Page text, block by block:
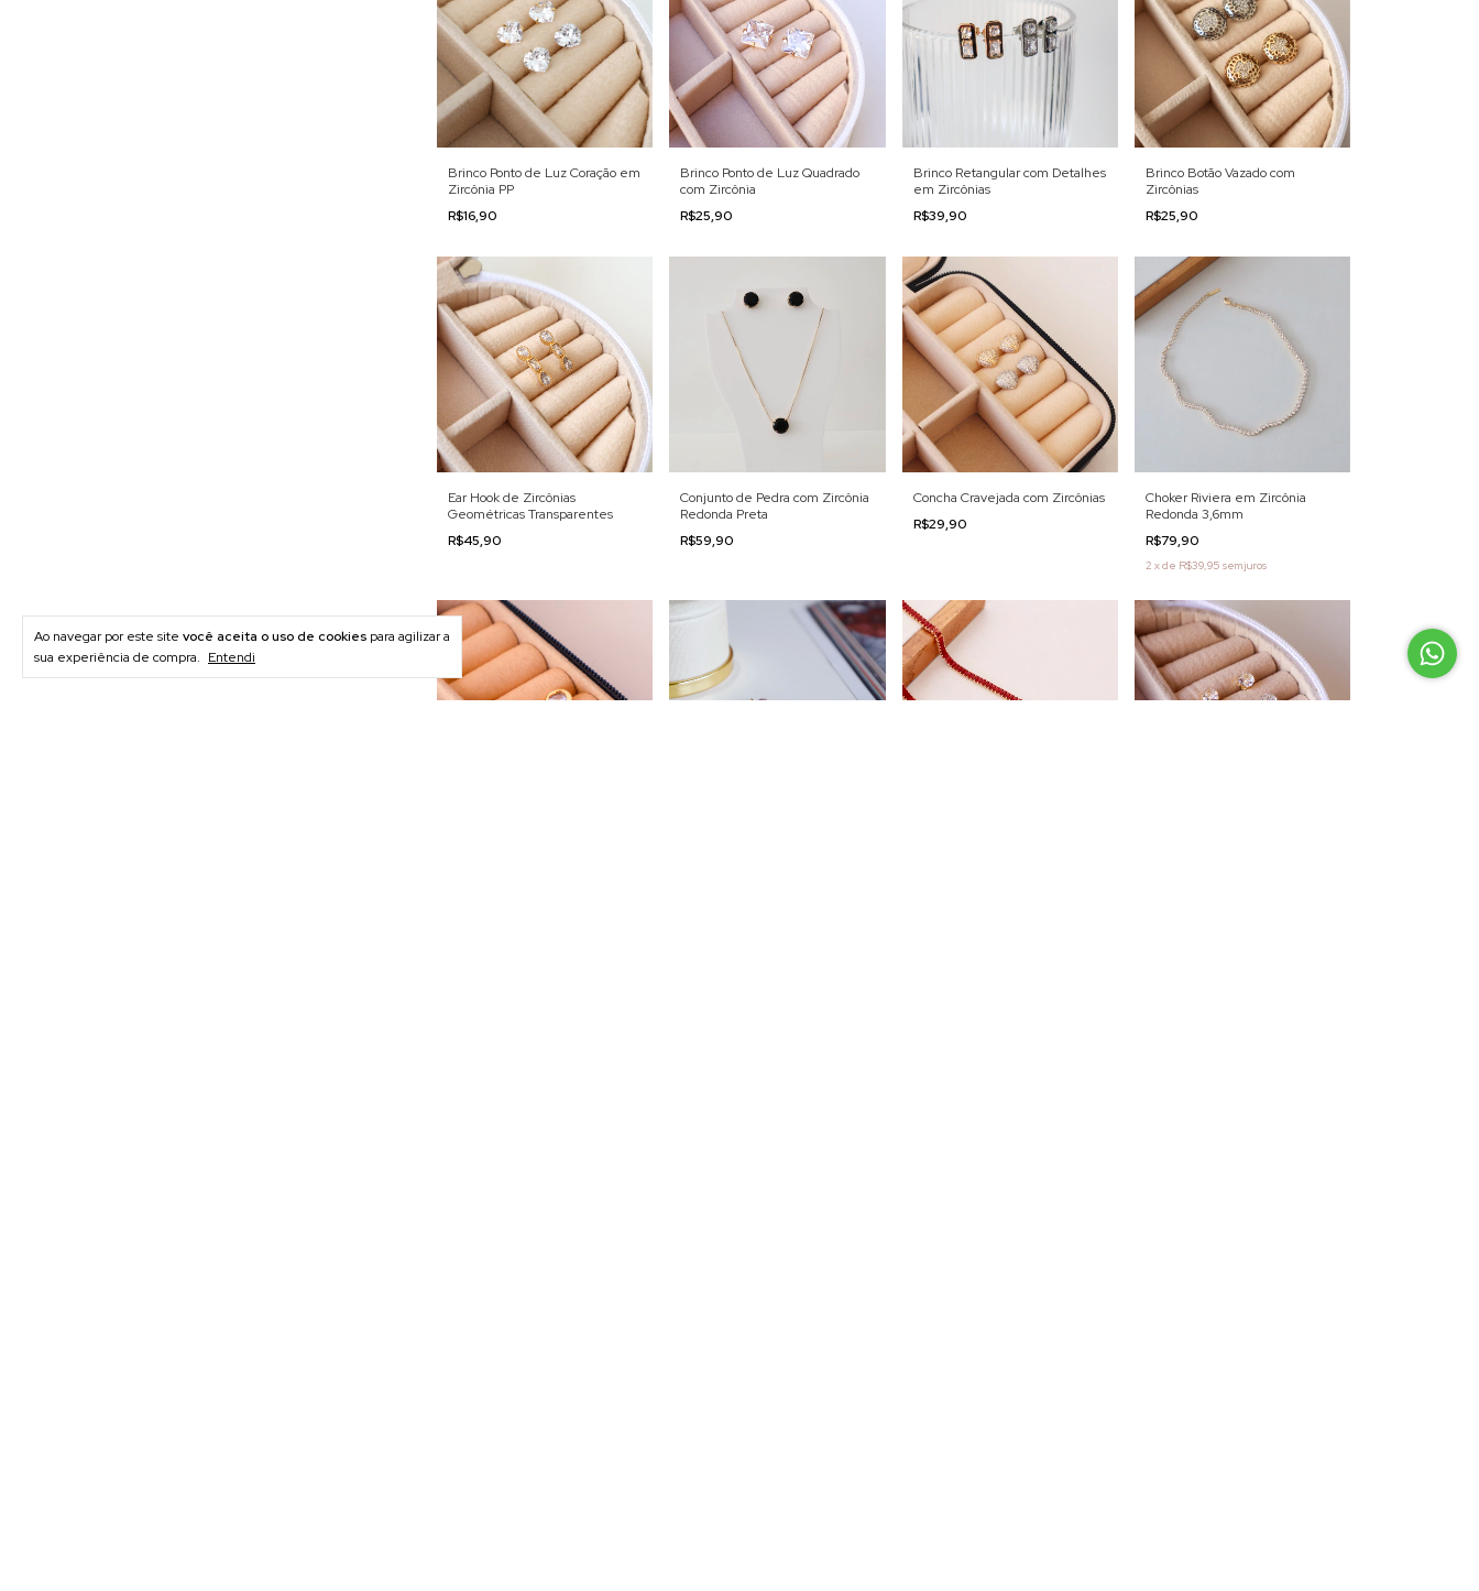
Ao navegar por este site você aceita o uso de cookies para agilizar a
sua experiência de compra. Entendi
Brinco Ponto de Luz Coração em
Zircônia PP
R$16,90
Brinco Ponto de Luz Quadrado
com Zircônia
R$25,90
Brinco Retangular com Detalhes
em Zircônias
R$39,90
Brinco Botão Vazado com
Zircônias
R$25,90
Ear Hook de Zircônias
Geométricas Transparentes
R$45,90
Conjunto de Pedra com Zircônia
Redonda Preta
R$59,90
Concha Cravejada com Zircônias
R$29,90
Choker Riviera em Zircônia
Redonda 3,6mm
R$79,90
2 xde R$39,95 sem juros